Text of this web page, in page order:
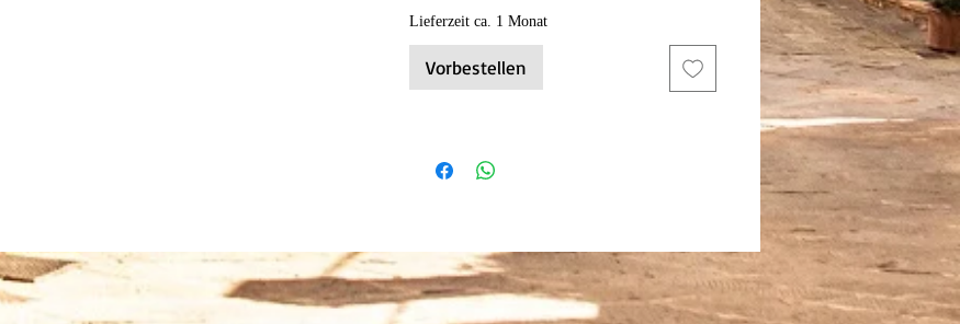
Lieferzeit ca. 1 Monat
Vorbestellen